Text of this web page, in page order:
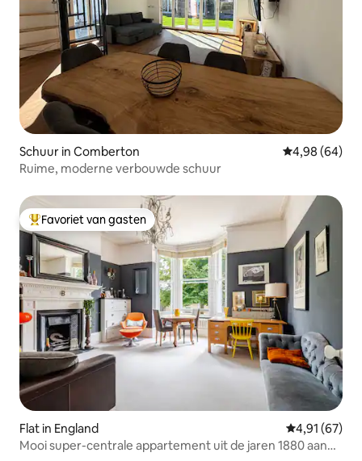
Schuur in Comberton Gemiddelde
4,98 (64)
Ruime, moderne verbouwde schuur
Topfavoriet van gasten
Favoriet van gasten
Flat in England Gemiddelde
4,91 (67)
Mooi super-centrale appartement uit de jaren 1880 aan